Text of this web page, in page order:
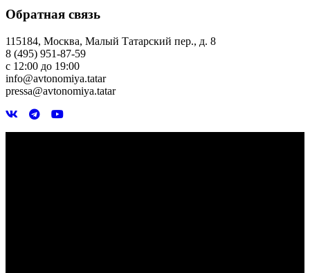
Обратная связь
115184, Москва, Малый Татарский пер., д. 8
8 (495) 951-87-59
с 12:00 до 19:00
info@avtonomiya.tatar
pressa@avtonomiya.tatar